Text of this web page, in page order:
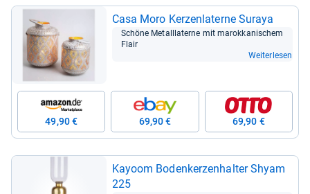
Casa Moro Ker­zen­la­terne Suraya
Schöne Metall­la­terne mit marok­ka­ni­schem
Flair
Weiterlesen
49,90 € 69,90 € 69,90 €
Kayoom Boden­ker­zen­hal­ter Shyam
225